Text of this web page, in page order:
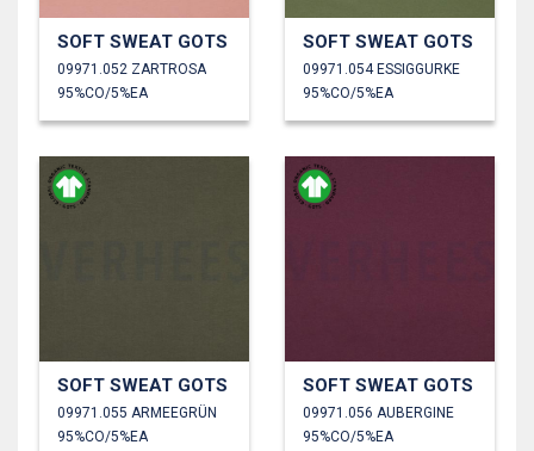
SOFT SWEAT GOTS
09971.052 ZARTROSA
95%CO/5%EA
SOFT SWEAT GOTS
09971.054 ESSIGGURKE
95%CO/5%EA
SOFT SWEAT GOTS
09971.055 ARMEEGRÜN
95%CO/5%EA
SOFT SWEAT GOTS
09971.056 AUBERGINE
95%CO/5%EA